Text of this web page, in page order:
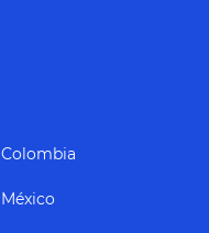
Colombia
México